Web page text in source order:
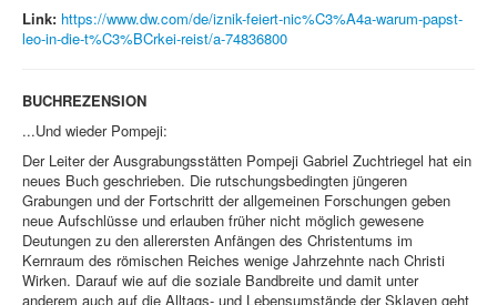
Link: https://www.dw.com/de/iznik-feiert-nic%C3%A4a-warum-papst-
leo-in-die-t%C3%BCrkei-reist/a-74836800
BUCHREZENSION
...Und wieder Pompeji:
Der Leiter der Ausgrabungsstätten Pompeji Gabriel Zuchtriegel hat ein
neues Buch geschrieben. Die rutschungsbedingten jüngeren
Grabungen und der Fortschritt der allgemeinen Forschungen geben
neue Aufschlüsse und erlauben früher nicht möglich gewesene
Deutungen zu den allerersten Anfängen des Christentums im
Kernraum des römischen Reiches wenige Jahrzehnte nach Christi
Wirken. Darauf wie auf die soziale Bandbreite und damit unter
anderem auch auf die Alltags- und Lebensumstände der Sklaven geht